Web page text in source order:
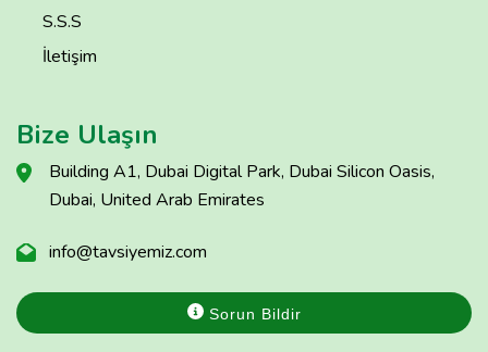
S.S.S
İletişim
Bize Ulaşın
Building A1, Dubai Digital Park, Dubai Silicon Oasis,
Dubai, United Arab Emirates
info@tavsiyemiz.com
Sorun Bildir